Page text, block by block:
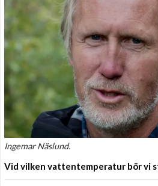
Ingemar Näslund.
Vid vilken vattentemperatur bör vi